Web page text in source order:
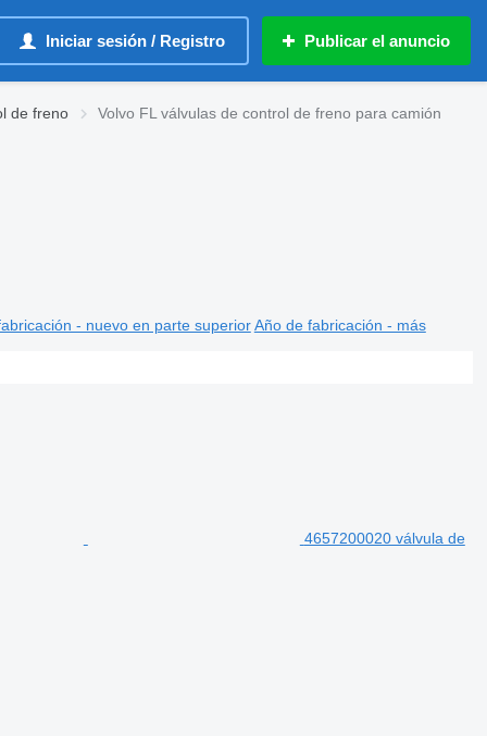
Iniciar sesión / Registro Publicar el anuncio
de freno Volvo FL válvulas de control de freno para camión
- nuevo en parte superior Año de fabricación - más
4657200020 válvula de